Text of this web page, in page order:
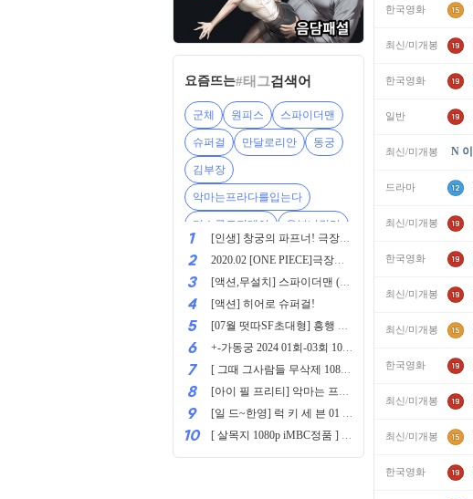
요즘뜨는#태그검색어
군체 원피스 스파이더맨
슈퍼걸 만달로리안 동궁
김부장
악마는프라다를입는다
디스클로저데이 유부녀킬러
[인생] 창궁의 파프너! 극장판! -추억의명작 메카닉 액션!-
2020.02 [ONE PIECE]극장판-스탬피스
[액션,무설치] 스파이더맨 (PC) All DLC
[액션] 히어로 슈퍼걸!
+-가동궁 2024 01회-03회 1080P.H264.AAC [번역기자체자막]
[ 그때 그사람들 무삭제 1080p 블루레이 ] 한석규
한국영화
최신/미개봉
한국영화
일반
최신/미개봉
드라마
최신/미개봉
한국영화
최신/미개봉
최신/미개봉
한국영화
최신/미개봉
최신/미개봉
한국영화